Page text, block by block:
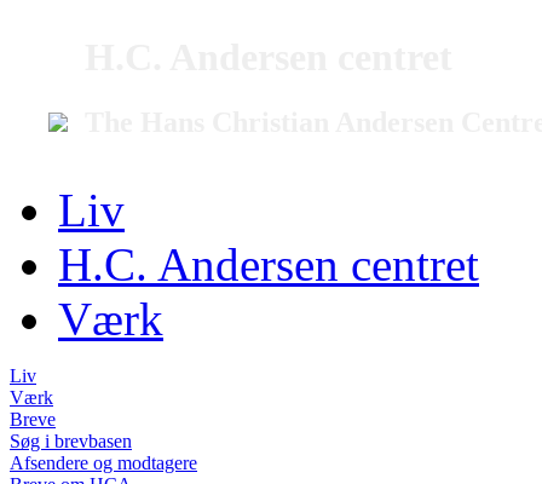
Liv
H.C. Andersen centret
Værk
Liv
Værk
Breve
Søg i brevbasen
Afsendere og modtagere